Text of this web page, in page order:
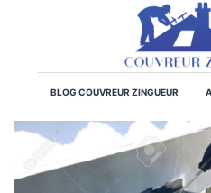
BLOG COUVREUR ZINGUEUR